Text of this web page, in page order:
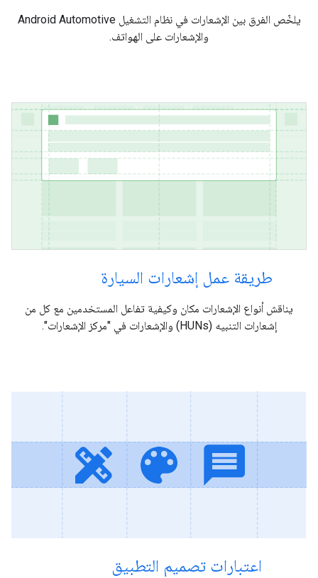
يلخّص الفرق بين الإشعارات في نظام التشغيل Android Automotive
والإشعارات على الهواتف.
طريقة عمل إشعارات السيارة
يناقش أنواع الإشعارات مكان وكيفية تفاعل المستخدمين مع كل من
إشعارات التنبيه (HUNs) والإشعارات في "مركز الإشعارات".
اعتبارات تصميم التطبيق